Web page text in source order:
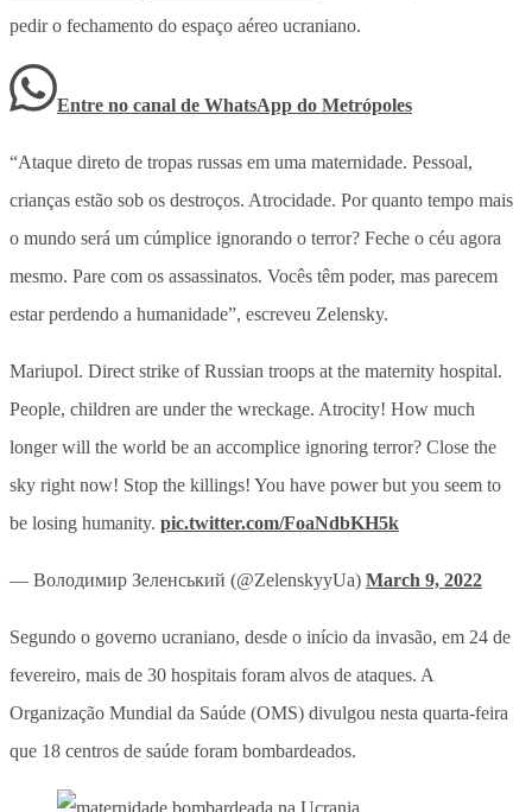
pedir o fechamento do espaço aéreo ucraniano.
Entre no canal de WhatsApp do Metrópoles
“Ataque direto de tropas russas em uma maternidade. Pessoal,
crianças estão sob os destroços. Atrocidade. Por quanto tempo mais
o mundo será um cúmplice ignorando o terror? Feche o céu agora
mesmo. Pare com os assassinatos. Vocês têm poder, mas parecem
estar perdendo a humanidade”, escreveu Zelensky.
Mariupol. Direct strike of Russian troops at the maternity hospital.
People, children are under the wreckage. Atrocity! How much
longer will the world be an accomplice ignoring terror? Close the
sky right now! Stop the killings! You have power but you seem to
be losing humanity. pic.twitter.com/FoaNdbKH5k
— Володимир Зеленський (@ZelenskyyUa) March 9, 2022
Segundo o governo ucraniano, desde o início da invasão, em 24 de
fevereiro, mais de 30 hospitais foram alvos de ataques. A
Organização Mundial da Saúde (OMS) divulgou nesta quarta-feira
que 18 centros de saúde foram bombardeados.